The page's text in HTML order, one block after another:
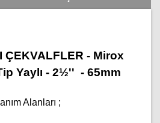
ÇEKVALFLER - Mirox
Yaylı - 2½'' - 65mm
Alanları ;